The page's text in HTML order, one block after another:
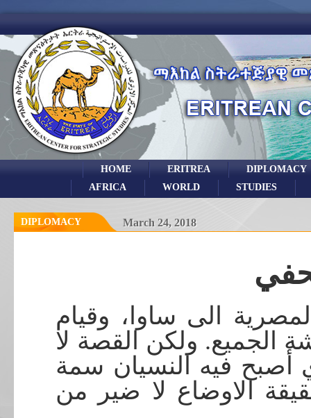
DIPLOMACY
ERITREA
HOME
STUDIES
WORLD
AFRICA
DIPLOMACY March 24, 2018
الى ساوا، وقيام
الجميع. ولكن القصة لا
أصبح فيه النسيان سمة
الاوضاع لا ضير من